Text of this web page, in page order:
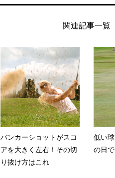
関連記事一覧
バンカーショットがスコ
アを大きく左右！その切
り抜け方はこれ
低い
の日で